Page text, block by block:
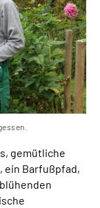
gemütliche
ein Barfußpfad,